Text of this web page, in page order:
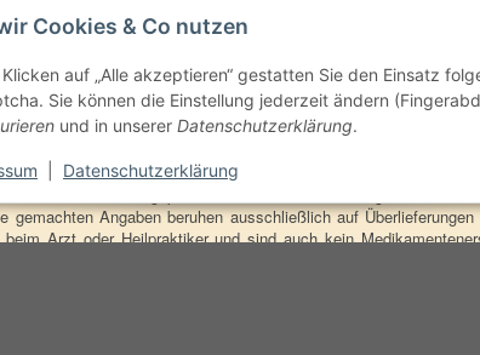
Cookies & Co nutzen
auf „Alle akzeptieren“ gestatten Sie den Einsatz
Sie können die Einstellung jederzeit ändern
und in unserer Datenschutzerklärung.
Datenschutzerklärung
Deutschland
dass alle gemachten Aussagen bzgl. heilender Wirkungen
gemachten Angaben beruhen ausschließlich auf
beim Arzt oder Heilpraktiker und sind auch kein